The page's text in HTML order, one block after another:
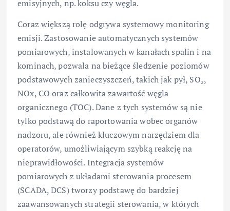
emisyjnych, np. koksu czy węgla.
Coraz większą rolę odgrywa systemowy monitoring
emisji. Zastosowanie automatycznych systemów
pomiarowych, instalowanych w kanałach spalin i na
kominach, pozwala na bieżące śledzenie poziomów
podstawowych zanieczyszczeń, takich jak pył, SO₂,
NOx, CO oraz całkowita zawartość węgla
organicznego (TOC). Dane z tych systemów są nie
tylko podstawą do raportowania wobec organów
nadzoru, ale również kluczowym narzędziem dla
operatorów, umożliwiającym szybką reakcję na
nieprawidłowości. Integracja systemów
pomiarowych z układami sterowania procesem
(SCADA, DCS) tworzy podstawę do bardziej
zaawansowanych strategii sterowania, w których